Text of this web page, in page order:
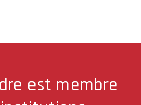
est membre